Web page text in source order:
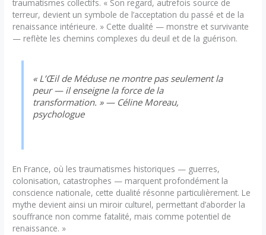
traumatismes collectifs. « Son regard, autrefois source de
terreur, devient un symbole de l’acceptation du passé et de la
renaissance intérieure. » Cette dualité — monstre et survivante
— reflète les chemins complexes du deuil et de la guérison.
« L’Œil de Méduse ne montre pas seulement la
peur — il enseigne la force de la
transformation. » — Céline Moreau,
psychologue
En France, où les traumatismes historiques — guerres,
colonisation, catastrophes — marquent profondément la
conscience nationale, cette dualité résonne particulièrement. Le
mythe devient ainsi un miroir culturel, permettant d’aborder la
souffrance non comme fatalité, mais comme potentiel de
renaissance. »